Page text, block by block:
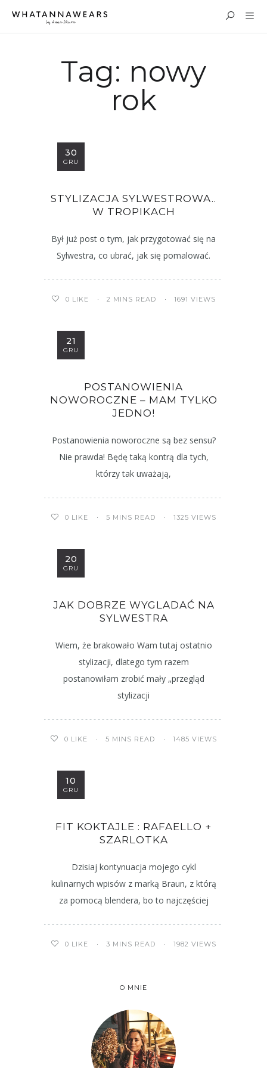
Tag: nowy
rok
30
GRU
STYLIZACJA SYLWESTROWA..
W TROPIKACH
Był już post o tym, jak przygotować się na
Sylwestra, co ubrać, jak się pomalować.
0 LIKE 2 MINS READ 1691 VIEWS
21
GRU
POSTANOWIENIA
NOWOROCZNE – MAM TYLKO
JEDNO!
Postanowienia noworoczne są bez sensu?
Nie prawda! Będę taką kontrą dla tych,
którzy tak uważają,
0 LIKE 5 MINS READ 1325 VIEWS
20
GRU
JAK DOBRZE WYGLADAĆ NA
SYLWESTRA
Wiem, że brakowało Wam tutaj ostatnio
stylizacji, dlatego tym razem
postanowiłam zrobić mały „przegląd
stylizacji
0 LIKE 5 MINS READ 1485 VIEWS
10
GRU
FIT KOKTAJLE : RAFAELLO +
SZARLOTKA
Dzisiaj kontynuacja mojego cykl
kulinarnych wpisów z marką Braun, z którą
za pomocą blendera, bo to najczęściej
0 LIKE 3 MINS READ 1982 VIEWS
O MNIE